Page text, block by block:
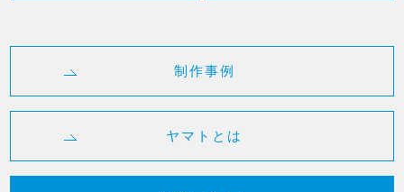
制作事例
ヤマトとは